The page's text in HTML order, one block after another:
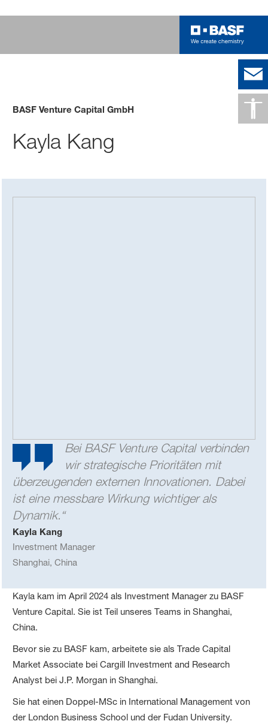
BASF Venture Capital GmbH
Kayla Kang
Bei BASF Venture Capital verbinden
wir strategische Prioritäten mit
überzeugenden externen Innovationen. Dabei
ist eine messbare Wirkung wichtiger als
Dynamik.“
Kayla Kang
Investment Manager
Shanghai, China
Kayla kam im April 2024 als Investment Manager zu BASF
Venture Capital. Sie ist Teil unseres Teams in Shanghai,
China.
Bevor sie zu BASF kam, arbeitete sie als Trade Capital
Market Associate bei Cargill Investment and Research
Analyst bei J.P. Morgan in Shanghai.
Sie hat einen Doppel-MSc in International Management von
der London Business School und der Fudan University.